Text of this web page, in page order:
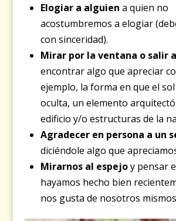
Elogiar a alguien a quien no
acostumbremos a elogiar
con sinceridad).
Mirar por la ventana o salir
encontrar algo que apreciar
ejemplo, la forma en que el
oculta, un elemento
edificio y/o estructuras de la
Agradecer en persona a un
diciéndole algo que
Mirarnos al espejoy pensar
hayamos hecho bien
nos gusta de nosotros